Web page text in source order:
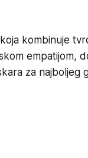
kombinuje
empatijom,
za najboljeg